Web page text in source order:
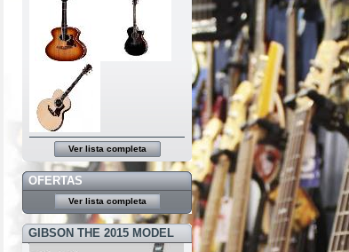
Ver lista completa
OFERTAS
Ver lista completa
GIBSON THE 2015 MODEL
YEAR